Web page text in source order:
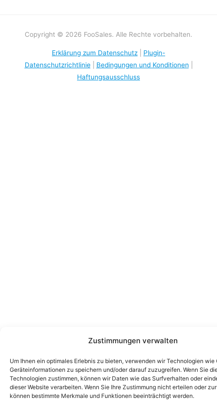
Zustimmungen verwalten
Um Ihnen ein optimales Erlebnis zu bieten, verwenden wir Technologien wie
Geräteinformationen zu speichern und/oder darauf zuzugreifen. Wenn Sie
Technologien zustimmen, können wir Daten wie das Surfverhalten oder
dieser Website verarbeiten. Wenn Sie Ihre Zustimmung nicht erteilen oder
können bestimmte Merkmale und Funktionen beeinträchtigt werden.
Copyright © 2026 FooSales. Alle Rechte vorbehalten.
Erklärung zum Datenschutz
Plugin-
Datenschutzrichtlinie| Bedingungen und Konditionen
Haftungsausschluss